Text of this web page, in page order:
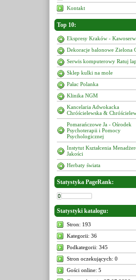
Kontakt
Top 10:
Ekspresy Kraków -
Dekoracje balonowe Zielona
Serwis komputerowy Ratuj
Sklep kulki na mole
Pałac Polanka
Klinika NGM
Kancelaria Adwokacka
Chróścielewska &
Pomarańczowe Ja - Ośrodek
Psychoterapii i Pomocy
Psychologicznej
Instytut Kształcenia
Jakości
Herbaty świata
Statystyka PageRank:
Statystyki katalogu:
Stron: 193
Kategorii: 36
Podkategorii: 345
Stron oczekujących: 0
Gości online: 5